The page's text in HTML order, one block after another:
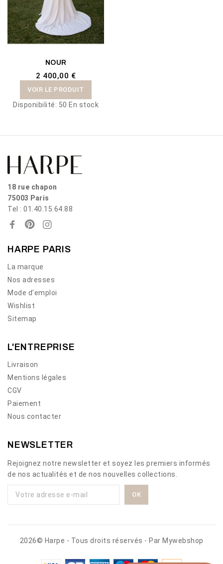
NOUR
2 400,00 €
VOIR LE PRODUIT
Disponibilité: 50 En stock
18 rue chapon
75003 Paris
Tel : 01.40.15.64.88
HARPE PARIS
La marque
Nos adresses
Mode d'emploi
Wishlist
Sitemap
L'ENTREPRISE
Livraison
Mentions légales
CGV
Paiement
Nous contacter
NEWSLETTER
Rejoignez notre newsletter et soyez les premiers informés
de nos actualités et de nos nouvelles collections.
2026© Harpe - Tous droits réservés - Par Mywebshop